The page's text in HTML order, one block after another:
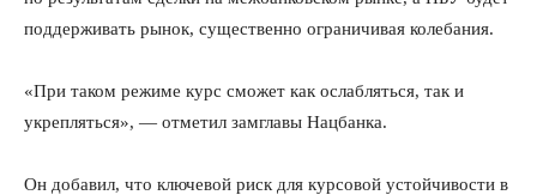
поддерживать рынок, существенно ограничивая колебания.
«При таком режиме курс сможет как ослабляться, так и
укрепляться», — отметил замглавы Нацбанка.
Он добавил, что ключевой риск для курсовой устойчивости в